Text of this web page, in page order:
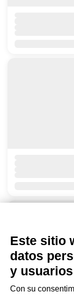
Este sitio
datos
y usuarios
Con su